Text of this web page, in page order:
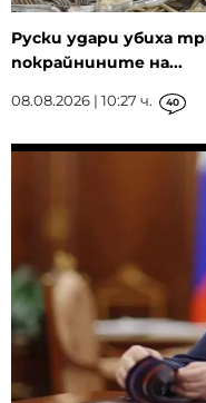
Руски удари убиха
покрайнините на...
08.08.2026 | 10:27 ч. 40